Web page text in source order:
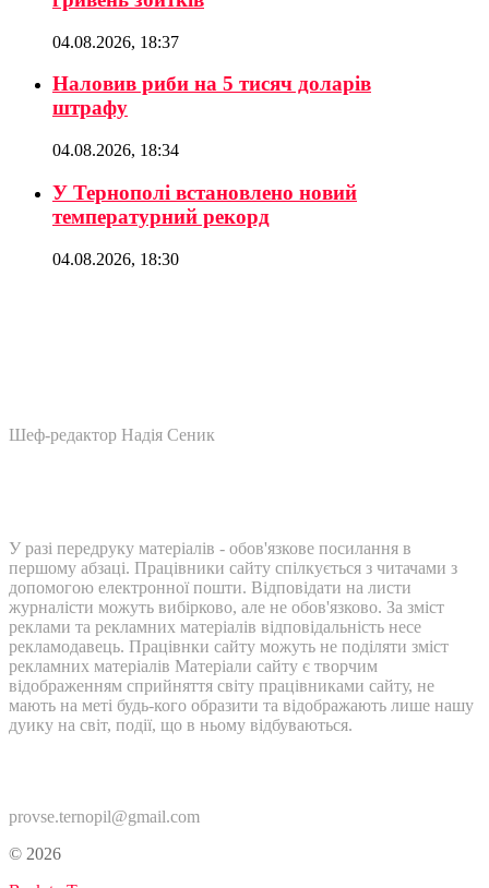
04.08.2026, 18:37
Наловив риби на 5 тисяч доларів
штрафу
04.08.2026, 18:34
У Тернополі встановлено новий
температурний рекорд
04.08.2026, 18:30
Шеф-редактор Надія Сеник
У разі передруку матеріалів - обов'язкове посилання в
першому абзаці. Працівники сайту спілкується з читачами з
допомогою електронної пошти. Відповідати на листи
журналісти можуть вибірково, але не обов'язково. За зміст
реклами та рекламних матеріалів відповідальність несе
рекламодавець. Працівнки сайту можуть не поділяти зміст
рекламних матеріалів Матеріали сайту є творчим
відображенням сприйняття світу працівниками сайту, не
мають на меті будь-кого образити та відображають лише нашу
дуику на світ, події, що в ньому відбуваються.
provse.ternopil@gmail.com
© 2026